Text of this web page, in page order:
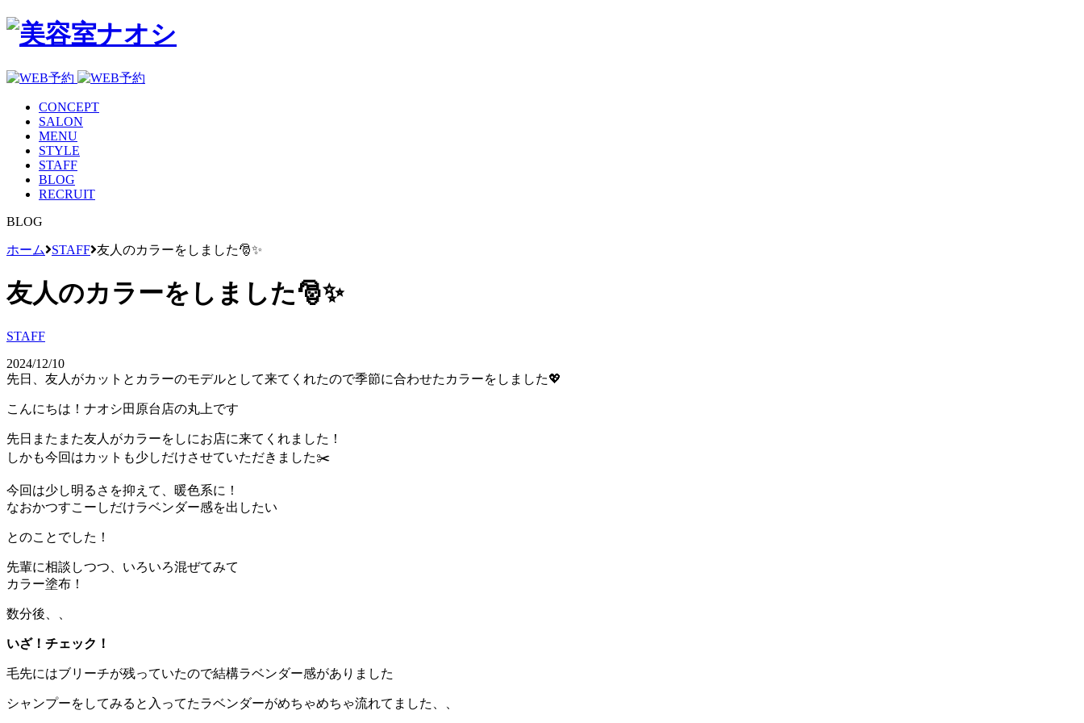
CONCEPT
SALON
MENU
STYLE
STAFF
BLOG
RECRUIT
BLOG
ホーム STAFF 友人のカラーをしました🎅✨
友人のカラーをしました🎅✨
STAFF
2024/12/10
先日、友人がカットとカラーのモデルとして来てくれたので季節に合わせたカラーをしました💖
こんにちは！ナオシ田原台店の丸上です
先日またまた友人がカラーをしにお店に来てくれました！
しかも今回はカットも少しだけさせていただきました✂️
今回は少し明るさを抑えて、暖色系に！
なおかつすこーしだけラベンダー感を出したい
とのことでした！
先輩に相談しつつ、いろいろ混ぜてみて
カラー塗布！
数分後、、
いざ！チェック！
毛先にはブリーチが残っていたので結構ラベンダー感がありました
シャンプーをしてみると入ってたラベンダーがめちゃめちゃ流れてました、、